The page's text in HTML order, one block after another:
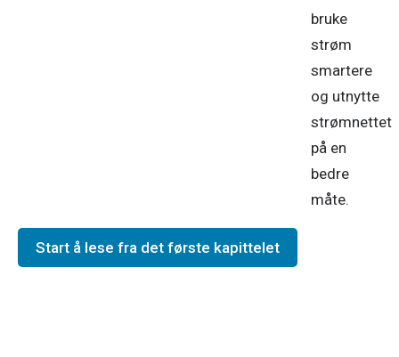
bruke
strøm
smartere
og utnytte
strømnettet
på en
bedre
måte.
Start å lese fra det første kapittelet